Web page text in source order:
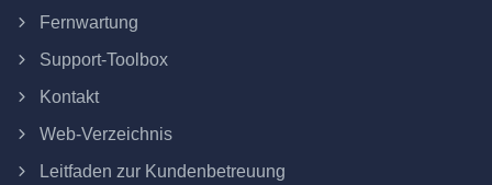
Fernwartung
Support-Toolbox
Kontakt
Web-Verzeichnis
Leitfaden zur Kundenbetreuung